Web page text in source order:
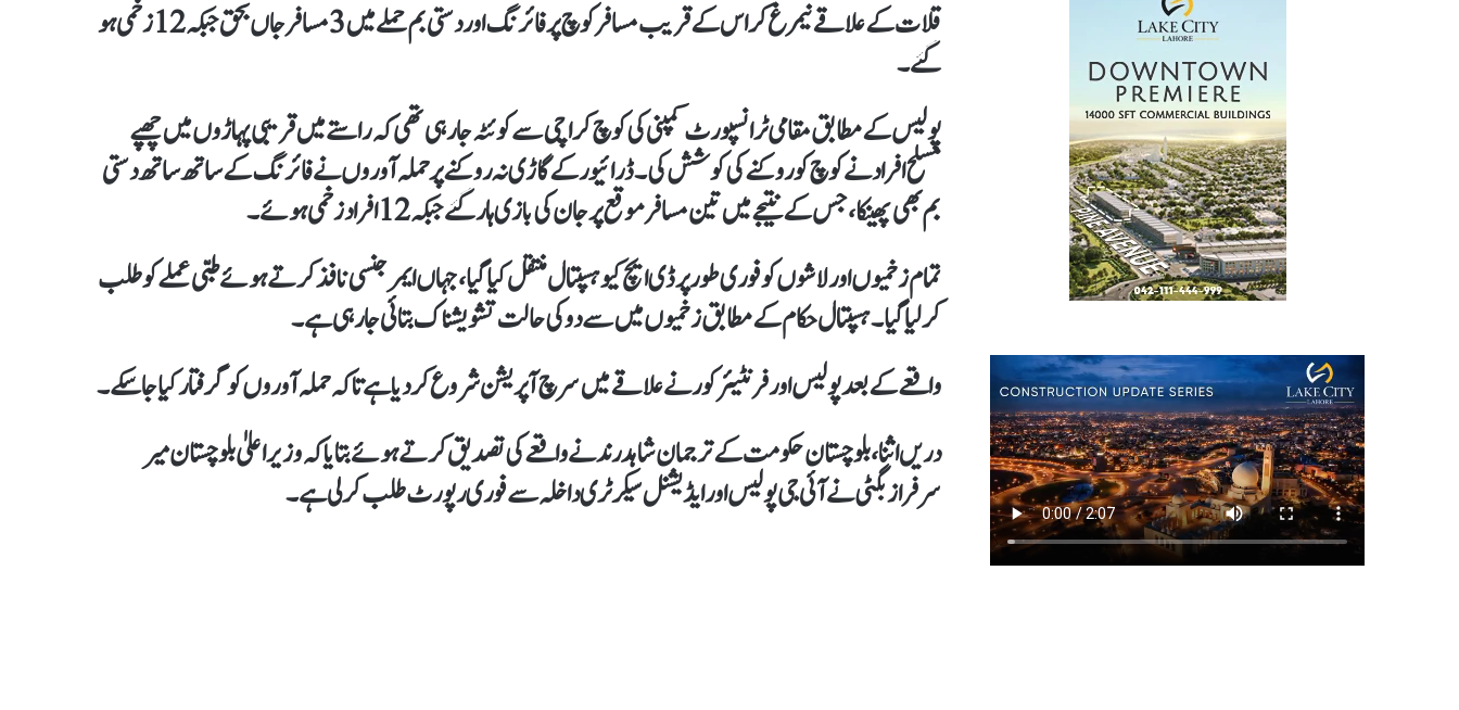
قلات کے علاقے نیمرغ کراس کے قریب مسافر کوچ پر فائرنگ اور دستی بم حملے میں 3 مسافر جاں بحق جبکہ 12 زخمی ہو
گئے۔
پولیس کے مطابق مقامی ٹرانسپورٹ کمپنی کی کوچ کراچی سے کوئٹہ جا رہی تھی کہ راستے میں قریبی پہاڑوں میں چھپے
مسلح افراد نے کوچ کو روکنے کی کوشش کی۔ ڈرائیور کے گاڑی نہ روکنے پر حملہ آوروں نے فائرنگ کے ساتھ ساتھ دستی
بم بھی پھینکا، جس کے نتیجے میں تین مسافر موقع پر جان کی بازی ہار گئے جبکہ 12 افراد زخمی ہوئے۔
تمام زخمیوں اور لاشوں کو فوری طور پر ڈی ایچ کیو ہسپتال منتقل کیا گیا، جہاں ایمرجنسی نافذ کرتے ہوئے طبی عملے کو طلب
کر لیا گیا۔ ہسپتال حکام کے مطابق زخمیوں میں سے دو کی حالت تشویشناک بتائی جا رہی ہے۔
واقعے کے بعد پولیس اور فرنٹیئر کور نے علاقے میں سرچ آپریشن شروع کر دیا ہے تاکہ حملہ آوروں کو گرفتار کیا جا سکے۔
دریں اثنا، بلوچستان حکومت کے ترجمان شاہد رند نے واقعے کی تصدیق کرتے ہوئے بتایا کہ وزیراعلیٰ بلوچستان میر
سرفراز بگٹی نے آئی جی پولیس اور ایڈیشنل سیکرٹری داخلہ سے فوری رپورٹ طلب کر لی ہے۔